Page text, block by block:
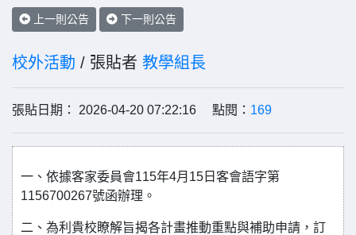
上一則公告 下一則公告
校外活動 / 張貼者 教學組長
張貼日期： 2026-04-20 07:22:16 點閱： 169
一、依據客家委員會115年4月15日客會語字第
1156700267號函辦理。
二、為利貴校瞭解旨揭各計畫推動重點與補助申請，訂